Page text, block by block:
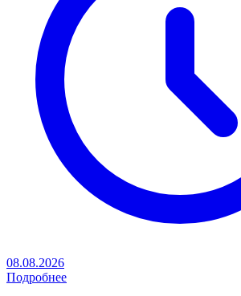
08.08.2026
Подробнее